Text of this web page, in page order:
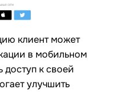
клиент может
в мобильном
доступ к своей
улучшить